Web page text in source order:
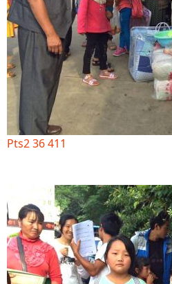
Pts2 36 411